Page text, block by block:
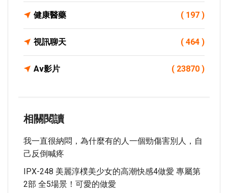
健康醫藥 ( 197 )
視訊聊天 ( 464 )
Av影片 ( 23870 )
相關閱讀
我一直很納悶，為什麼有的人一個勁傷害別人，自
己反倒喊疼
IPX-248 美麗淳樸美少女的高潮快感4做愛 專屬第
2部 全5場景！可愛的做愛